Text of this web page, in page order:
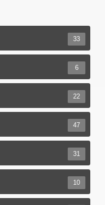
33
6
22
47
31
10